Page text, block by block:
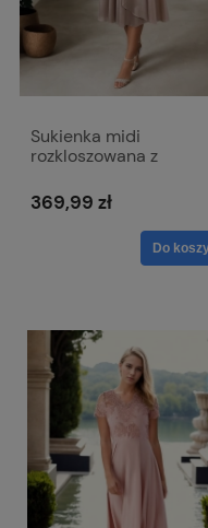
Sukienka midi
rozkloszowana z
Viki połyskująca beż
369,99 zł
Do